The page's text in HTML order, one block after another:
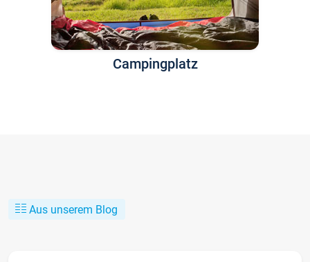
Campingplatz
Aus unserem Blog